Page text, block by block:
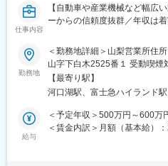
変更の範囲：会社の定める業務
【商材】
■入社後のフォロー体制：
・まずは、先輩社員のアシス
前の営業として顧客をお任せし
はOJTを通して習得いただきま
※業界知識0から入社し活躍し
仕事内容
【自動車や産業機械など幅広
ーからの信頼度抜群／年収は着
■職務内容：
自動車などモビリティや日用
れる『特殊鋼』のルート営業
＜具体的な業務内容＞
【特殊鋼とは？】
特殊鋼とは、鉄から生まれる
を加え調整したあと、添加す
勤務地
＜勤務地詳細＞山梨営業所住
山字下白木2525番１ 受動喫煙
社の定める事業所
【最寄り駅】
河口湖駅、富士急ハイランド駅
給与
＜予定年収＞500万円～600万
＜賃金内訳＞月額（基本給）